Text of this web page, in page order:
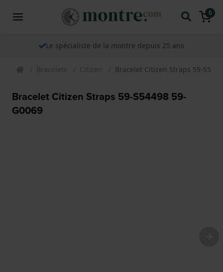
0
Le spécialiste de la montre depuis 25 ans
Bracelets Citizen Bracelet Citizen Straps 59-
Bracelet Citizen Straps 59-S54498 59-
G0069